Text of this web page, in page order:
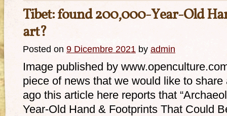
Tibet: found 200,000-Year-Old
art?
Posted on 9 Dicembre 2021 by admin
Image published by
piece of news that we would like to
ago this article here reports that
Year-Old Hand & Footprints That Could